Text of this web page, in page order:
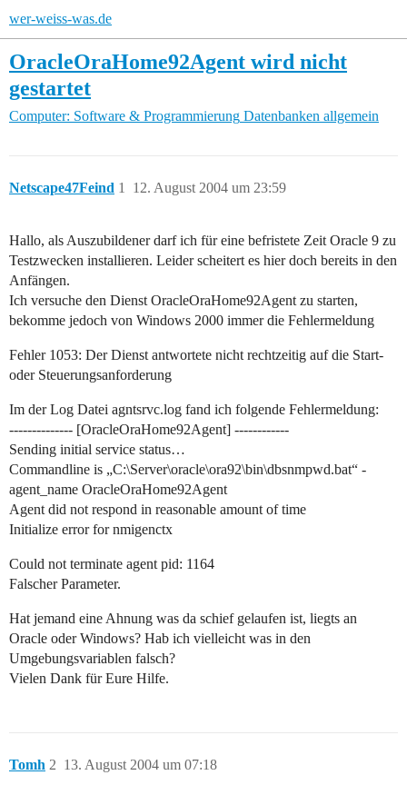
wer-weiss-was.de
OracleOraHome92Agent wird nicht
gestartet
Computer: Software & Programmierung Datenbanken allgemein
Netscape47Feind 12. August 2004 um 23:59
1
Hallo, als Auszubildener darf ich für eine befristete Zeit Oracle 9 zu
Testzwecken installieren. Leider scheitert es hier doch bereits in den
Anfängen.
Ich versuche den Dienst OracleOraHome92Agent zu starten,
bekomme jedoch von Windows 2000 immer die Fehlermeldung
Fehler 1053: Der Dienst antwortete nicht rechtzeitig auf die Start-
oder Steuerungsanforderung
Im der Log Datei agntsrvc.log fand ich folgende Fehlermeldung:
-------------- [OracleOraHome92Agent] ------------
Sending initial service status…
Commandline is „C:\Server\oracle\ora92\bin\dbsnmpwd.bat“ -
agent_name OracleOraHome92Agent
Agent did not respond in reasonable amount of time
Initialize error for nmigenctx
Could not terminate agent pid: 1164
Falscher Parameter.
Hat jemand eine Ahnung was da schief gelaufen ist, liegts an
Oracle oder Windows? Hab ich vielleicht was in den
Umgebungsvariablen falsch?
Vielen Dank für Eure Hilfe.
Tomh 13. August 2004 um 07:18
2